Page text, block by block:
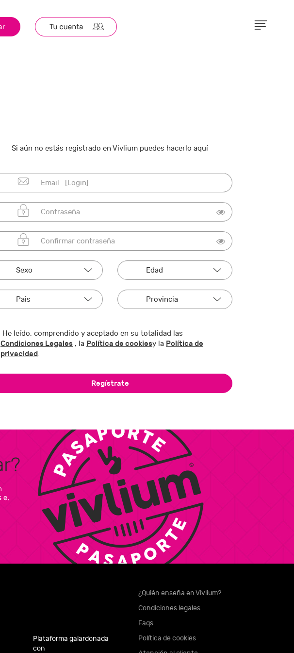
Si aún no estás registrado en Vivlium puedes hacerlo aquí
He leído, comprendido y aceptado en su totalidad las
Condiciones Legales , la Política de cookiesy la Política de
privacidad.
Plataforma galardonada
con
¿Quién enseña en Vivlium?
Condiciones legales
Faqs
Política de cookies